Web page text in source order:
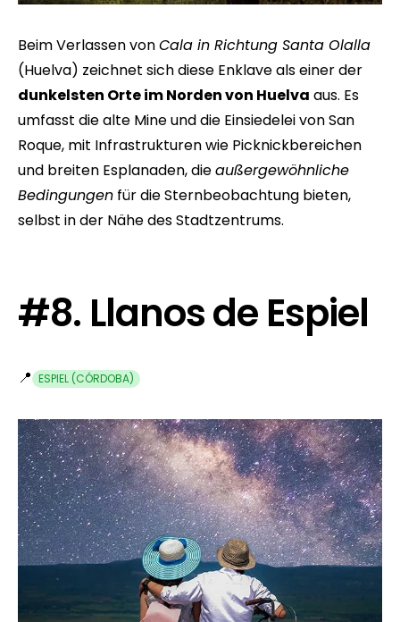
Beim Verlassen vonCala in Richtung Santa Olalla
(Huelva) zeichnet sich diese Enklave als einer der
dunkelsten Orte im Norden von Huelva aus. Es
umfasst die alte Mine und die Einsiedelei von San
Roque, mit Infrastrukturen wie Picknickbereichen
und breiten Esplanaden, dieaußergewöhnliche
Bedingungen für die Sternbeobachtung bieten,
selbst in der Nähe des Stadtzentrums.
#8. Llanos de Espiel
📍 ESPIEL (CÓRDOBA)